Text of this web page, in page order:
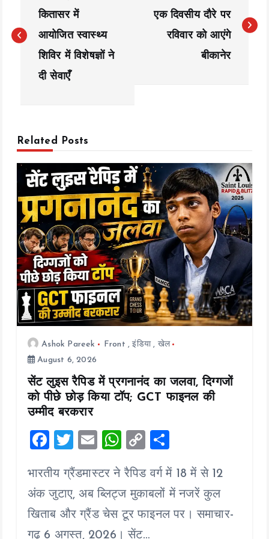
s
a
o
n
कितासर में
आयोजित स्वास्थ्य
शिविर में विशेषज्ञों ने
दी सेवाएँ
एक दिवसीय दौरे पर
रविवार को आएंगे
बीकानेर
Related Posts
Ashok Pareek Front ,इंडिया, खेल
August 6, 2026
सेंट लुइस रैपिड में प्रगनानंद का जलवा, दिग्गजों
को पीछे छोड़ किया टॉप; GCT फाइनल की
उम्मीद बरकरार
F
ce
b
o
T
tt
er
E
ai
l
W
at
s
A
C
p
y
Li
a
re
भारतीय ग्रैंडमास्टर ने रैपिड वर्ग में 18 में से 12
अंक जुटाए, अब ब्लिट्ज मुकाबलों में नजरें कुल
खिताब और ग्रैंड चेस टूर फाइनल पर। समाचार-
गढ़ 6 अगस्त, 2026। सेंट…